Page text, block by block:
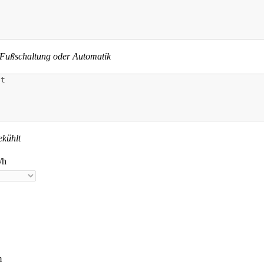
oder Automatik